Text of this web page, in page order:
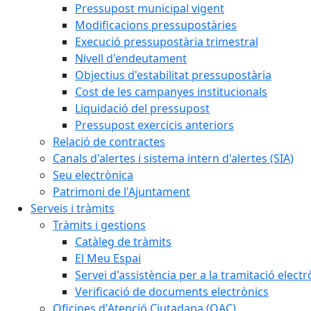
Pressupost municipal vigent
Modificacions pressupostàries
Execució pressupostària trimestral
Nivell d'endeutament
Objectius d'estabilitat pressupostària
Cost de les campanyes institucionals
Liquidació del pressupost
Pressupost exercicis anteriors
Relació de contractes
Canals d'alertes i sistema intern d'alertes (SIA)
Seu electrònica
Patrimoni de l'Ajuntament
Serveis i tràmits
Tràmits i gestions
Catàleg de tràmits
El Meu Espai
Servei d'assistència per a la tramitació
Verificació de documents electrònics